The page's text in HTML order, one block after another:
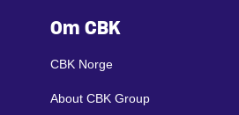
Om CBK
CBK Norge
About CBK Group